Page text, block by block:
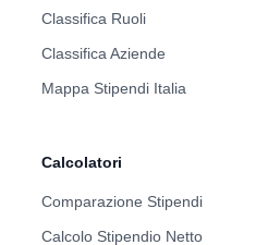
Classifica Ruoli
Classifica Aziende
Mappa Stipendi Italia
Calcolatori
Comparazione Stipendi
Calcolo Stipendio Netto